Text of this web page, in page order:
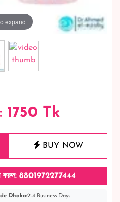
expand
1750 Tk
BUY NOW
করুন: 8801972277444
Dhaka:2-4 Business Days